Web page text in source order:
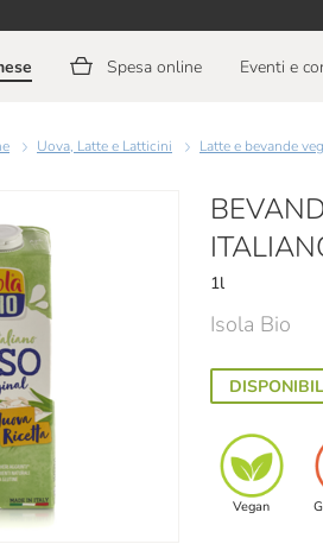
Spesa online Eventi e
Uova, Latte e Latticini Latte e bevande
1l
Isola Bio
Vegan